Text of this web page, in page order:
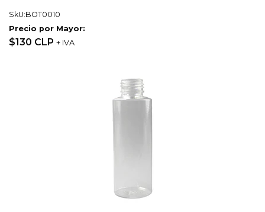
SkU:BOT0010
Precio por Mayor:
$130 CLP + IVA